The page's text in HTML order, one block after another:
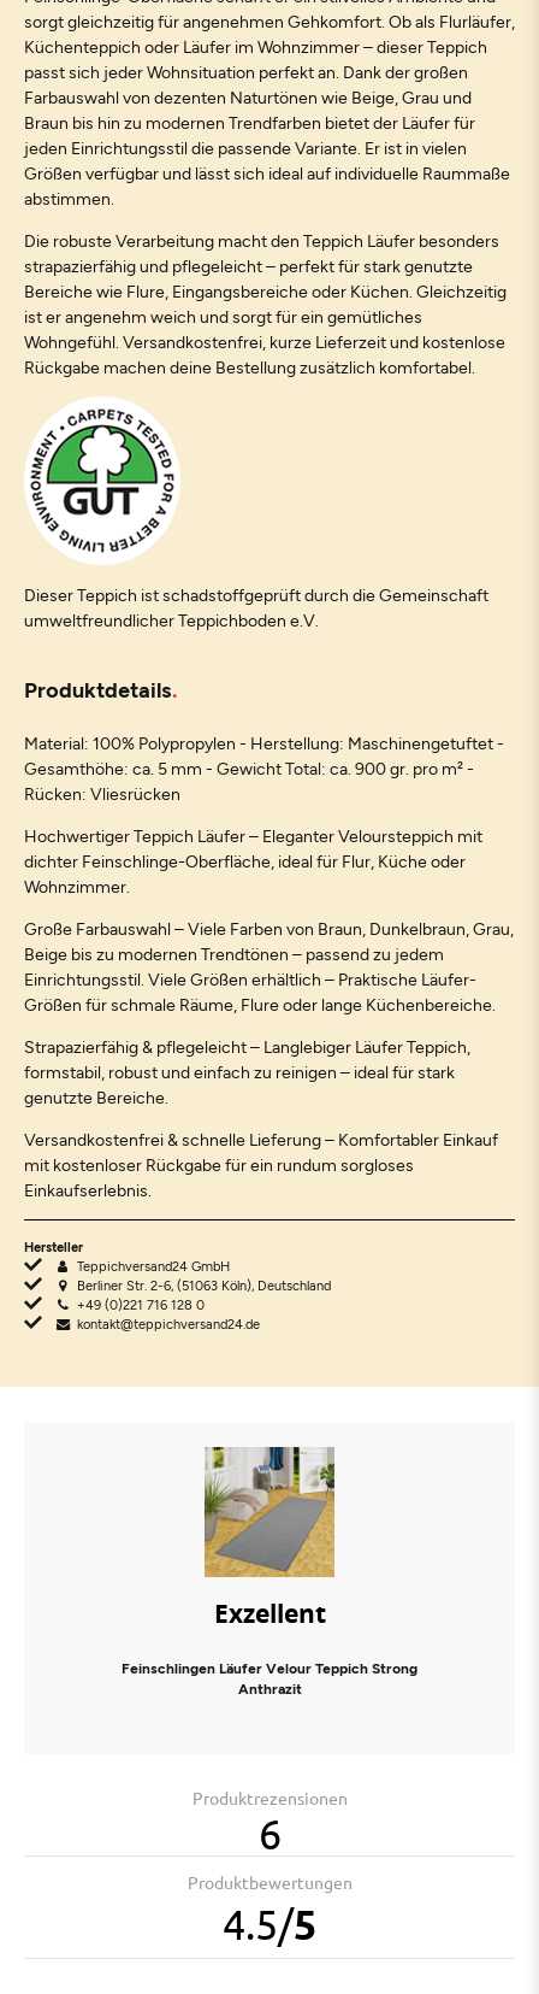
sorgt gleichzeitig für angenehmen Gehkomfort. Ob als Flurläufer,
Küchenteppich oder Läufer im Wohnzimmer – dieser Teppich
passt sich jeder Wohnsituation perfekt an. Dank der großen
Farbauswahl von dezenten Naturtönen wie Beige, Grau und
Braun bis hin zu modernen Trendfarben bietet der Läufer für
jeden Einrichtungsstil die passende Variante. Er ist in vielen
Größen verfügbar und lässt sich ideal auf individuelle Raummaße
abstimmen.
Die robuste Verarbeitung macht den Teppich Läufer besonders
strapazierfähig und pflegeleicht – perfekt für stark genutzte
Bereiche wie Flure, Eingangsbereiche oder Küchen. Gleichzeitig
ist er angenehm weich und sorgt für ein gemütliches
Wohngefühl. Versandkostenfrei, kurze Lieferzeit und kostenlose
Rückgabe machen deine Bestellung zusätzlich komfortabel.
Dieser Teppich ist schadstoffgeprüft durch die Gemeinschaft
umweltfreundlicher Teppichboden e.V.
Produktdetails
Material: 100% Polypropylen - Herstellung: Maschinengetuftet -
Gesamthöhe: ca. 5 mm - Gewicht Total: ca. 900 gr. pro m² -
Rücken: Vliesrücken
Hochwertiger Teppich Läufer – Eleganter Veloursteppich mit
dichter Feinschlinge-Oberfläche, ideal für Flur, Küche oder
Wohnzimmer.
Große Farbauswahl – Viele Farben von Braun, Dunkelbraun, Grau,
Beige bis zu modernen Trendtönen – passend zu jedem
Einrichtungsstil. Viele Größen erhältlich – Praktische Läufer-
Größen für schmale Räume, Flure oder lange Küchenbereiche.
Strapazierfähig & pflegeleicht – Langlebiger Läufer Teppich,
formstabil, robust und einfach zu reinigen – ideal für stark
genutzte Bereiche.
Versandkostenfrei & schnelle Lieferung – Komfortabler Einkauf
mit kostenloser Rückgabe für ein rundum sorgloses
Einkaufserlebnis.
Hersteller
Teppichversand24 GmbH
Berliner Str. 2-6, (51063 Köln), Deutschland
+49 (0)221 716 128 0
kontakt@teppichversand24.de
Exzellent
Feinschlingen Läufer Velour Teppich Strong
Anthrazit
Produktrezensionen
6
Produktbewertungen
4.5/5